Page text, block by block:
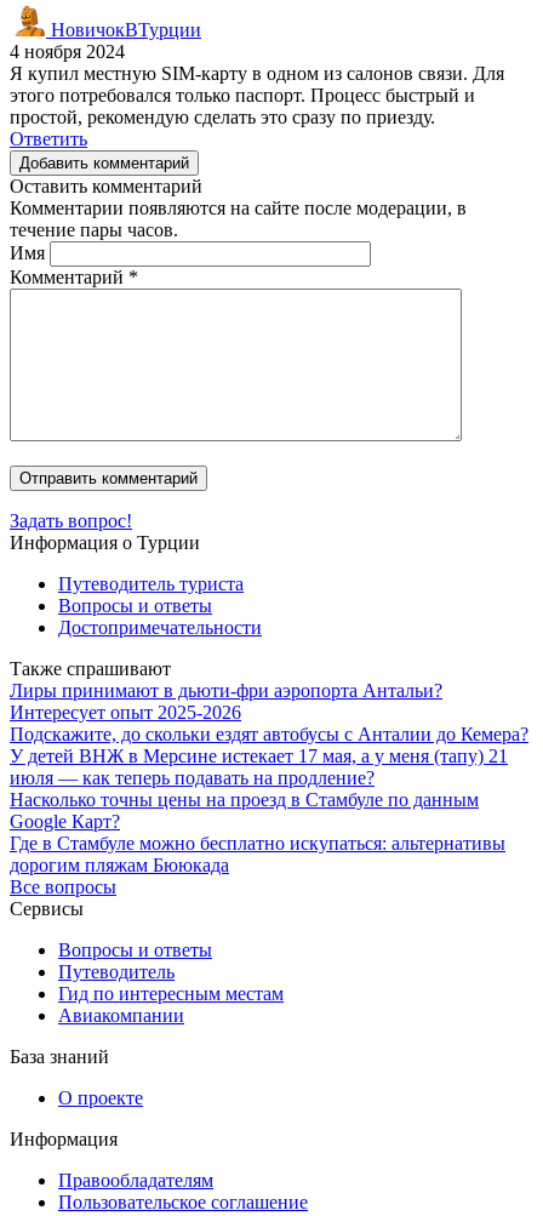
НовичокВТурции
4 ноября 2024
Я купил местную SIM-карту в одном из салонов связи. Для
этого потребовался только паспорт. Процесс быстрый и
простой, рекомендую сделать это сразу по приезду.
Ответить
Добавить комментарий
Оставить комментарий
Комментарии появляются на сайте после модерации, в
течение пары часов.
Имя
Комментарий *
Задать вопрос!
Информация о Турции
Путеводитель туриста
Вопросы и ответы
Достопримечательности
Также спрашивают
Лиры принимают в дьюти-фри аэропорта Антальи?
Интересует опыт 2025-2026
Подскажите, до скольки ездят автобусы с Анталии до Кемера?
У детей ВНЖ в Мерсине истекает 17 мая, а у меня (тапу) 21
июля — как теперь подавать на продление?
Насколько точны цены на проезд в Стамбуле по данным
Google Карт?
Где в Стамбуле можно бесплатно искупаться: альтернативы
дорогим пляжам Бююкада
Все вопросы
Сервисы
Вопросы и ответы
Путеводитель
Гид по интересным местам
Авиакомпании
База знаний
О проекте
Информация
Правообладателям
Пользовательское соглашение